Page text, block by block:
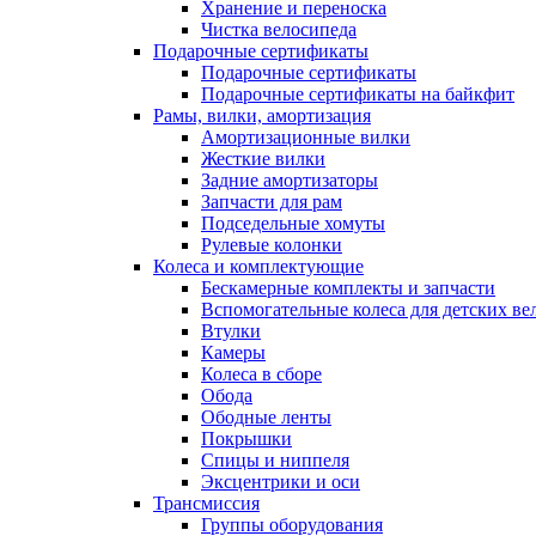
Хранение и переноска
Чистка велосипеда
Подарочные сертификаты
Подарочные сертификаты
Подарочные сертификаты на байкфит
Рамы, вилки, амортизация
Амортизационные вилки
Жесткие вилки
Задние амортизаторы
Запчасти для рам
Подседельные хомуты
Рулевые колонки
Колеса и комплектующие
Бескамерные комплекты и запчасти
Вспомогательные колеса для детских
Втулки
Камеры
Колеса в сборе
Обода
Ободные ленты
Покрышки
Спицы и ниппеля
Эксцентрики и оси
Трансмиссия
Группы оборудования